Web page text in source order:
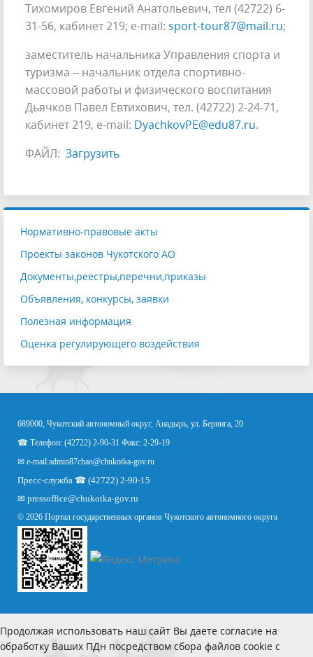
Тихомиров Евгений Анатольевич, тел (42722) 6-
31-56, кабинет 219; e-mail: sport-tour87@mail.ru;
заместитель начальника Управления спорта и
туризма – начальник отдела спортивно-
массовой работы и физического воспитания
Дьячков Павел Евтихович, тел. (42722) 2-24-71,
кабинет 219, e-mail: DyachkovPE@edu87.ru.
ФАЙЛ: Загрузить
Нормативно-правовые акты
Проекты законов Чукотского АО
Документы,реестры,перечни,приказы
Объявления, конкурсы, заявки
Полезная информация
Оценка регулирующего воздействия
689000, Чукотский автономный округ, Анадырь, ул. Беринга, 20
☎ Телефон: (42722) 2-90-31 Факс: 2-29-19
✉ e-mail:admin87chao@chukotka-gov.ru
Пресс-служба ☎ (42722) 2-90-15
✉ pressoffice@chukotka-gov.ru
© 2026 Портал государственных органов Чукотского автономного округа
Продолжая использовать наш сайт Вы даете согласие на
обработку Ваших ПДн посредством сбора файлов cookie с